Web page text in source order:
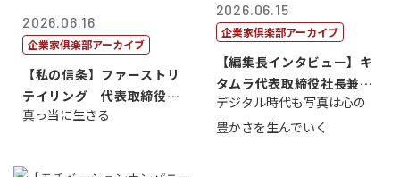
2026.06.16
企業家倶楽部アーカイブ
【私の信条】ファーストリ
テイリング 代表取締役会
長兼社長 柳...
真っ当に生きる
2026.06.15
企業家倶楽部アーカイブ
【編集長インタビュー】キ
タムラ代表取締役社長兼Ｃ
ＯＯ 武川 ...
デジタル時代も写真は心の
豊かさを生んでいく